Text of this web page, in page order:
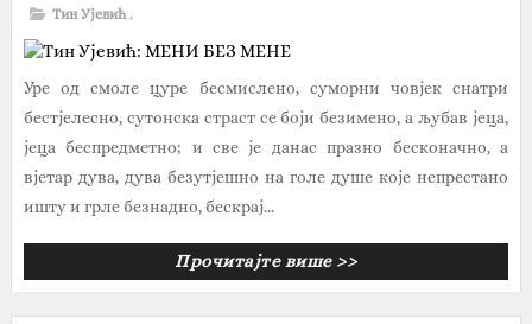
Тин Ујевић ,
Уре од смоле цуре бесмислено, суморни човјек снатри
бестјелесно, сутонска страст се боји безимено, а љубав јеца,
јеца беспредметно; и све је данас празно бесконачно, а
вјетар дува, дува безутјешно на голе душе које непрестано
ишту и грле безнадно, бескрај...
Прочитајте више >>